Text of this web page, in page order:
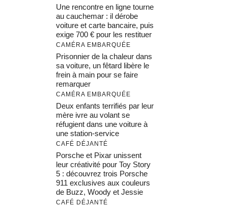
Une rencontre en ligne tourne
au cauchemar : il dérobe
voiture et carte bancaire, puis
exige 700 € pour les restituer
CAMÉRA EMBARQUÉE
Prisonnier de la chaleur dans
sa voiture, un fêtard libère le
frein à main pour se faire
remarquer
CAMÉRA EMBARQUÉE
Deux enfants terrifiés par leur
mère ivre au volant se
réfugient dans une voiture à
une station-service
CAFÉ DÉJANTÉ
Porsche et Pixar unissent
leur créativité pour Toy Story
5 : découvrez trois Porsche
911 exclusives aux couleurs
de Buzz, Woody et Jessie
CAFÉ DÉJANTÉ